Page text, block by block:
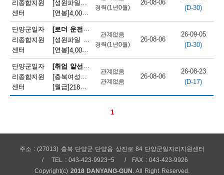
리종합지원
센터
[성원파일주식회사]공장 보일러기사 채용 (에너지자격 우대 / 정규직)
[연봉]4,000만원 충청북도 단양군 매포읍 단양산업단지2로 47
경력(1년0월)
26-08-06
(D-30)
단양군일자
리종합지원
센터
[로더 운전원(페이로더 운전원)]
[성원파일 주식회사] 로더기사 운전원 채용(자격증소지자/ 정규직)
[연봉]4,000만원 충청북도 단양군 매포읍 단양산업단지2로 47
관계없음
경력(1년0월)
26-08-06
26-09-05
(D-30)
단양군일자
리종합지원
센터
[취업 알선원]
[충북여성새로일하기지원본부] 직원채용(단양)
[월급] 218만원
관계없음
관계없음
26-08-06
26-08-23
(D-17)
1
보
오
늘
마
감
되
용
정
주소 : (27013) 충북 단양군 단양읍 상진로 84 단양군일자리지원센터
TEL : 043-423-9923~5
FAX : 043-423-9926
Copyright(c) 2018 DANYANG-GUN . All Right Reserved.